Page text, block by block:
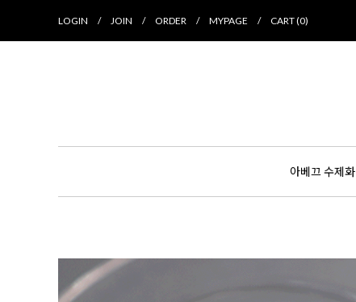
LOGIN / JOIN / ORDER / MYPAGE / CART (0)
아베끄 수제화